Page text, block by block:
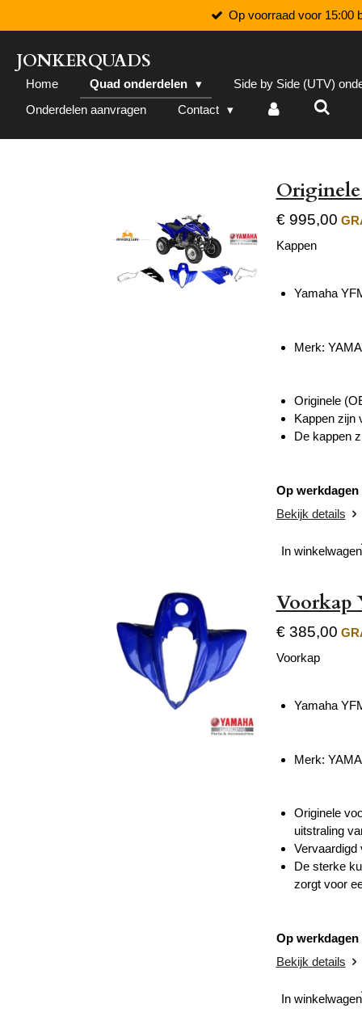
direct
naar
de
hoofdinhoud
Op voorraad voor 15:00
JONKERQUADS
Home Quad onderdelen
Side by Side (UTV)
Onderdelen aanvragen
Contact
€ 995,00
Kappen
Yamaha
Merk:
Originele
Kappen zijn
De kappen
Op
Bekijk details
In winkelwagen
Voorkap
€ 385,00
Voorkap
Yamaha
Merk:
Originele
uitstraling
Vervaardigd
De sterke
zorgt voor
Op
Bekijk details
In winkelwagen